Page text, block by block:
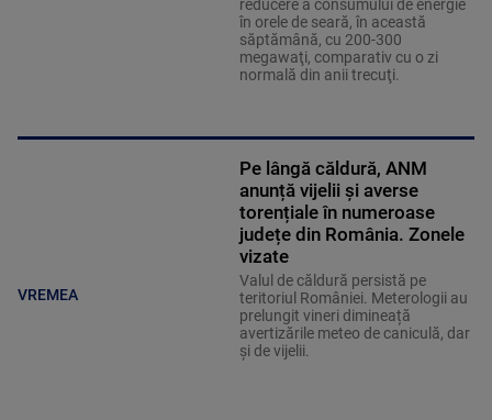
reducere a consumului de energie
în orele de seară, în această
săptămână, cu 200-300
megawaţi, comparativ cu o zi
normală din anii trecuţi.
VREMEA
Pe lângă căldură, ANM
anunță vijelii și averse
torențiale în numeroase
județe din România. Zonele
vizate
Valul de căldură persistă pe
teritoriul României. Meterologii au
prelungit vineri dimineață
avertizările meteo de caniculă, dar
și de vijelii.